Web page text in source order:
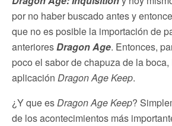
por no haber buscado antes y
que no es posible la importación de
anterioresDragon Age. Entonces,
poco el sabor de chapuza de la
aplicación Dragon Age Keep.
¿Y que esDragon Age Keep?
de los acontecimientos más